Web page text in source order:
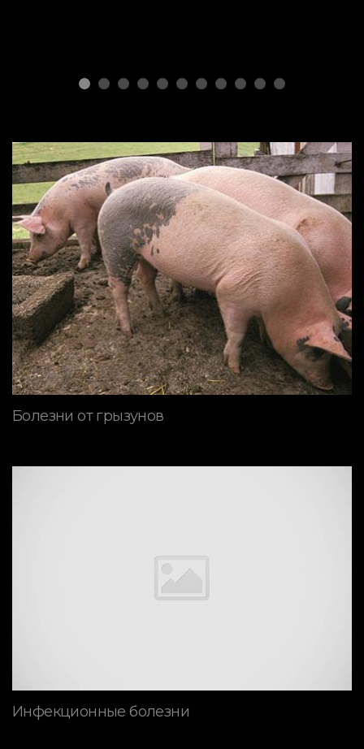
Болезни от грызунов
Инфекционные болезни